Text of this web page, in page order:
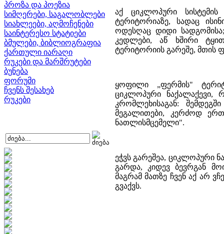
პროზა და პოეზია
სიმღერები, საგალობლები
სიახლეები, აღმოჩენები
საინტერესო სტატიები
ბმულები, ბიბლიოგრაფია
ქართული იარაღი
რუკები და მარშრუტები
ბუნება
ფორუმი
ჩვენს შესახებ
რუკები
აქ ციკლოპური სისტემის
ტერიტორიაზე, სადაც
ოდესღაც დიდი
კედლები, აწ ხშირი
ტერიტორიის გარეშე, მთის
ყოფილი „ფერმის"
ციკლოპური ნაქალაქევი,
კრომლეხისაგან:
მეგალითები, კერძოდ
ნათლისმცემელი".
ეჭვს გარეშეა, ციკლოპური
გარდა, კიდევ ბევრგან
მაგრამ მათზე ჩვენ აქ არ
გვაქვს.